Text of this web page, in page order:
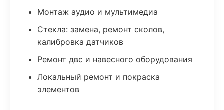
Монтаж аудио и мультимедиа
Стекла: замена, ремонт сколов,
калибровка датчиков
Ремонт двс и навесного оборудования
Локальный ремонт и покраска
элементов